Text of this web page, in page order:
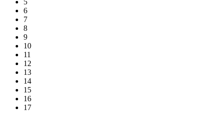
6
7
8
9
10
11
12
13
14
15
16
17